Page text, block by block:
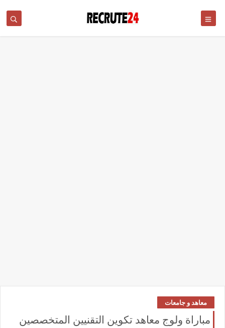
معاهد و جامعات
مباراة ولوج معاهد تكوين التقنيين المتخصصين